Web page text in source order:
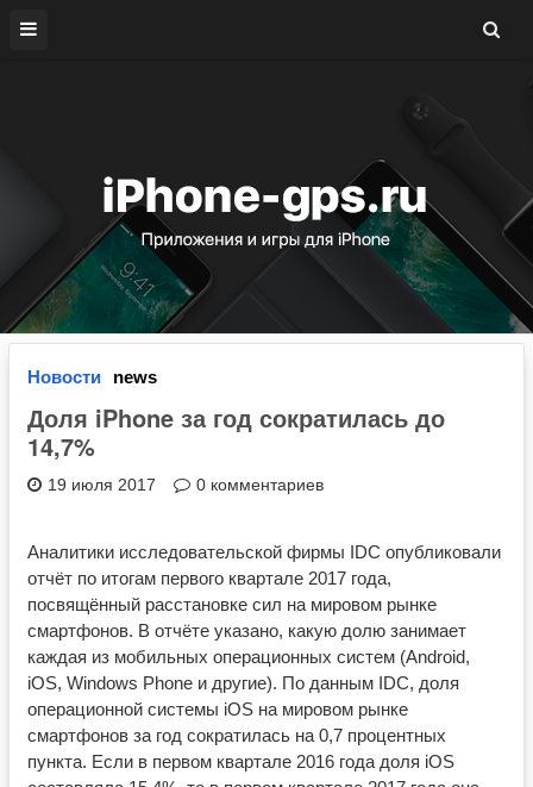
Новости news
Доля iPhone за год сократилась до
14,7%
19 июля 2017 0 комментариев
Аналитики исследовательской фирмы IDC опубликовали
отчёт по итогам первого квартале 2017 года,
посвящённый расстановке сил на мировом рынке
смартфонов. В отчёте указано, какую долю занимает
каждая из мобильных операционных систем (Android,
iOS, Windows Phone и другие). По данным IDC, доля
операционной системы iOS на мировом рынке
смартфонов за год сократилась на 0,7 процентных
пункта. Если в первом квартале 2016 года доля iOS